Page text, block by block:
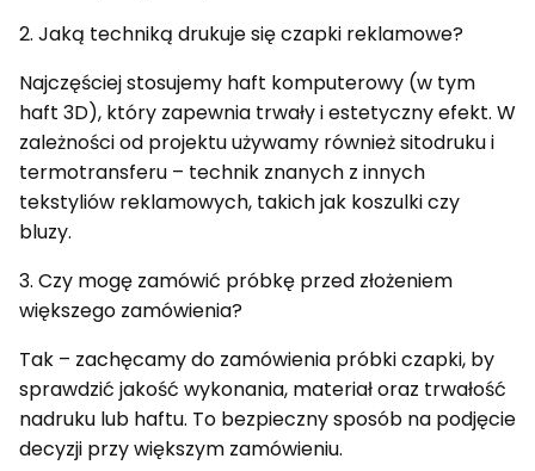
2. Jaką techniką drukuje się czapki reklamowe?
Najczęściej stosujemy haft komputerowy (w tym
haft 3D), który zapewnia trwały i estetyczny efekt. W
zależności od projektu używamy również sitodruku i
termotransferu – technik znanych z innych
tekstyliów reklamowych, takich jak koszulki czy
bluzy.
3. Czy mogę zamówić próbkę przed złożeniem
większego zamówienia?
Tak – zachęcamy do zamówienia próbki czapki, by
sprawdzić jakość wykonania, materiał oraz trwałość
nadruku lub haftu. To bezpieczny sposób na podjęcie
decyzji przy większym zamówieniu.